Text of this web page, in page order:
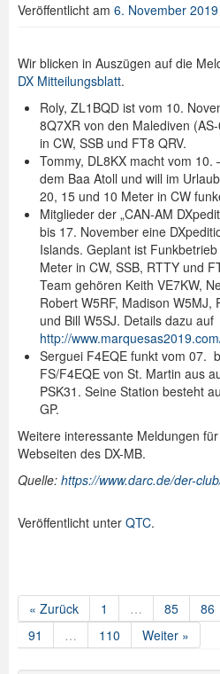
Veröffentlicht am 6. November 2019
Wir blicken in Auszügen auf die
DX Mitteilungsblatt.
Roly, ZL1BQD ist vom 10.
8Q7XR von den Malediven
in CW, SSB und FT8 QRV.
Tommy, DL8KX macht vom
dem Baa Atoll und will im
20, 15 und 10 Meter in CW
Mitglieder der „CAN-AM
bis 17. November eine
Islands. Geplant ist
Meter in CW, SSB, RTTY und
Team gehören Keith VE7KW,
Robert W5RF, Madison W5MJ,
und Bill W5SJ. Details dazu auf
http://
Serguei F4EQE funkt vom 07.
FS/F4EQE von St. Martin aus
PSK31. Seine Station besteht
GP.
Weitere interessante Meldungen
Webseiten des DX-MB.
Quelle: https://www.darc.de/der-
Veröffentlicht unter QTC.
« Zurück 1 … 85 86
91
… 110 Weiter »